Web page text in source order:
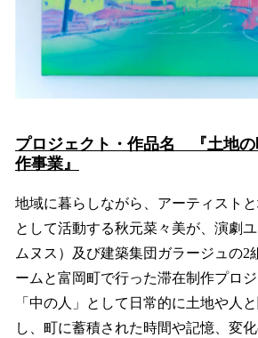
プロジェクト・作品名 『土地の
作事業』
地域に暮らしながら、アーティスト
として活動する秋元菜々美が、演劇ユ
ムヌス）及び建築集団ガラージュの2
ームと富岡町で行った滞在制作プロ
「中の人」として日常的に土地や人
し、町に蓄積された時間や記憶、変